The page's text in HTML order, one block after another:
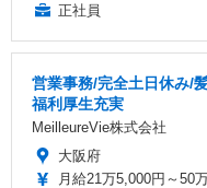
正社員
営業事務/完全土日休み/
福利厚生充実
MeilleureVie株式会社
大阪府
月給21万5,000円～50